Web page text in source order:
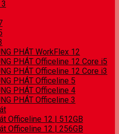
PHÁT WorkFlex 12
PHÁT Officeline 12 Core i5
PHÁT Officeline 12 Core i3
PHÁT Officeline 5
PHÁT Officeline 4
PHÁT Officeline 3
Officeline 12 | 512GB
Officeline 12 | 256GB